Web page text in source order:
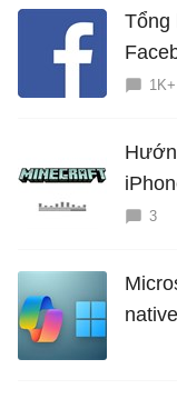
Tổng
1K+
3